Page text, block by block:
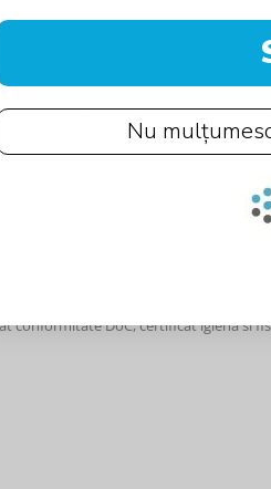
Directo S de tipul:
cu dimensiunile 125mm x
250mm x 125mm sau
flux, lentile, etc.) in care este
fiind dotat cu pictograme de tip exit;
caz in care nu se mai folosesc
pentru spatii deschise;
nu se mai folosesc pictogramele.
conformitate DoC, certificat igiena si
Nu